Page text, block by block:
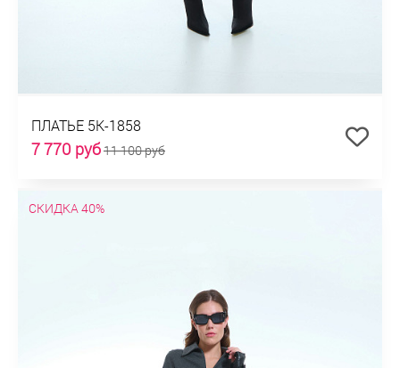
ПЛАТЬЕ 5К-1858
7 770 руб11 100 руб
СКИДКА 40%